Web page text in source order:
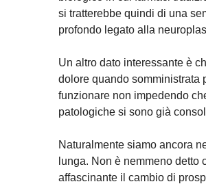
si tratterebbe quindi di una
profondo legato alla
Un altro dato interessante è
dolore quando somministrata
funzionare non impedendo
patologiche si sono già
Naturalmente siamo ancora
lunga. Non è nemmeno
affascinante il cambio di